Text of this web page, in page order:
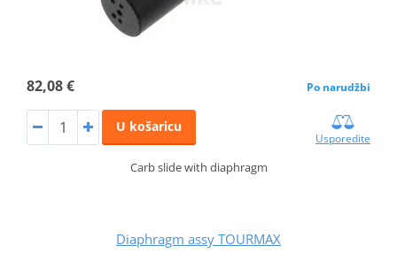
82,08 € Po narudžbi
U košaricu
Usporedite
Carb slide with diaphragm
Diaphragm assy TOURMAX